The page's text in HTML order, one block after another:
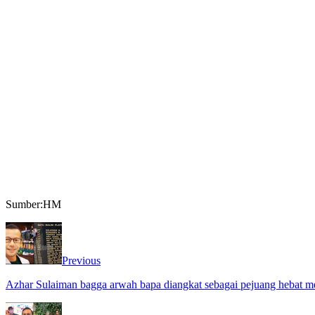
Sumber:HM
Previous
Azhar Sulaiman bagga arwah bapa diangkat sebagai pejuang hebat